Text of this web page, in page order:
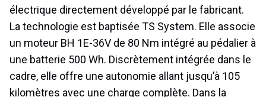
électrique directement développé par le fabricant.
La technologie est baptisée TS System. Elle associe
un moteur BH 1E-36V de 80 Nm intégré au pédalier à
une batterie 500 Wh. Discrètement intégrée dans le
cadre, elle offre une autonomie allant jusqu’à 105
kilomètres avec une charge complète. Dans la